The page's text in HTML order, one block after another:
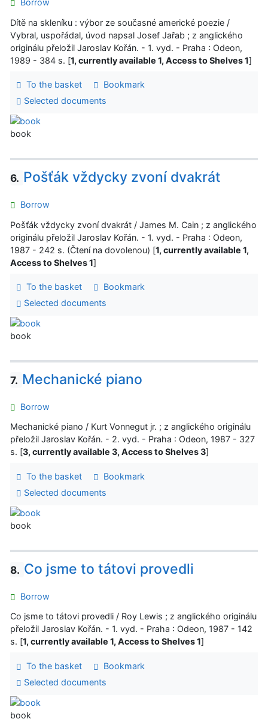
Dítě na skleníku : výbor ze současné americké poezie /
Vybral, uspořádal, úvod napsal Josef Jařab ; z anglického
originálu přeložil Jaroslav Kořán. - 1. vyd. - Praha : Odeon,
1989 - 384 s. [1, currently available 1, Access to Shelves 1]
To the basket
Bookmark
Selected documents
book
6. Pošťák vždycky zvoní dvakrát
Borrow
Pošťák vždycky zvoní dvakrát / James M. Cain ; z anglického
originálu přeložil Jaroslav Kořán. - 1. vyd. - Praha : Odeon,
1987 - 242 s. (Čtení na dovolenou) [1, currently available 1,
Access to Shelves 1]
To the basket
Bookmark
Selected documents
book
7. Mechanické piano
Borrow
Mechanické piano / Kurt Vonnegut jr. ; z anglického originálu
přeložil Jaroslav Kořán. - 2. vyd. - Praha : Odeon, 1987 - 327
s. [3, currently available 3, Access to Shelves 3]
To the basket
Bookmark
Selected documents
book
8. Co jsme to tátovi provedli
Borrow
Co jsme to tátovi provedli / Roy Lewis ; z anglického originálu
přeložil Jaroslav Kořán. - 1. vyd. - Praha : Odeon, 1987 - 142
s. [1, currently available 1, Access to Shelves 1]
To the basket
Bookmark
Selected documents
book